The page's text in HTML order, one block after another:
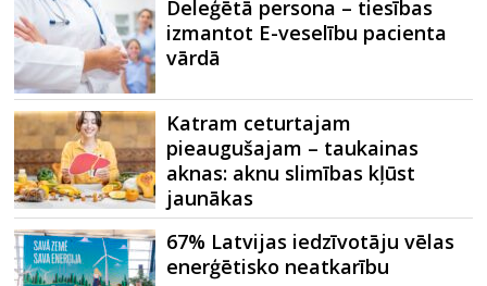
Deleģētā persona – tiesības
izmantot E-veselību pacienta
vārdā
Katram ceturtajam
pieaugušajam – taukainas
aknas: aknu slimības kļūst
jaunākas
67% Latvijas iedzīvotāju vēlas
enerģētisko neatkarību